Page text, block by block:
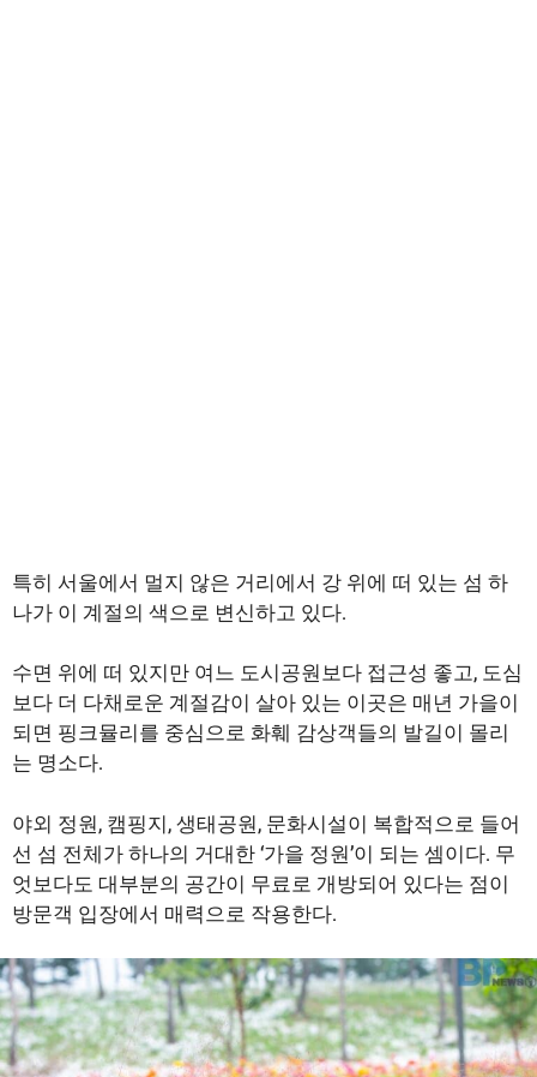
특히 서울에서 멀지 않은 거리에서 강 위에 떠 있는 섬 하
나가 이 계절의 색으로 변신하고 있다.
수면 위에 떠 있지만 여느 도시공원보다 접근성 좋고, 도심
보다 더 다채로운 계절감이 살아 있는 이곳은 매년 가을이
되면 핑크뮬리를 중심으로 화훼 감상객들의 발길이 몰리
는 명소다.
야외 정원, 캠핑지, 생태공원, 문화시설이 복합적으로 들어
선 섬 전체가 하나의 거대한 ‘가을 정원’이 되는 셈이다. 무
엇보다도 대부분의 공간이 무료로 개방되어 있다는 점이
방문객 입장에서 매력으로 작용한다.